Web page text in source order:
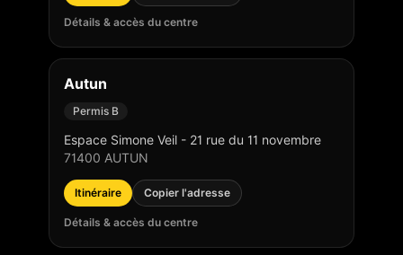
Détails & accès du centre
Autun
Permis B
Espace Simone Veil - 21 rue du 11 novembre
71400 AUTUN
Itinéraire Copier l'adresse
Détails & accès du centre